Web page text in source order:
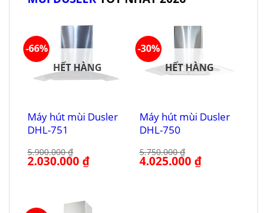
-66%
HẾT HÀNG
Máy hút mùi Dusler
DHL-751
5.900.000₫
Giá
gốc
2.030.000₫Giá
hiện
-30%
HẾT HÀNG
Máy hút mùi Dusler
DHL-750
5.750.000₫
Giá
gốc
4.025.000₫Giá
hiện